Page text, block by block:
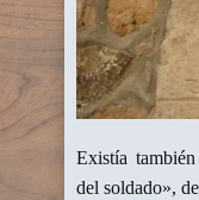
Existía
del soldado»,